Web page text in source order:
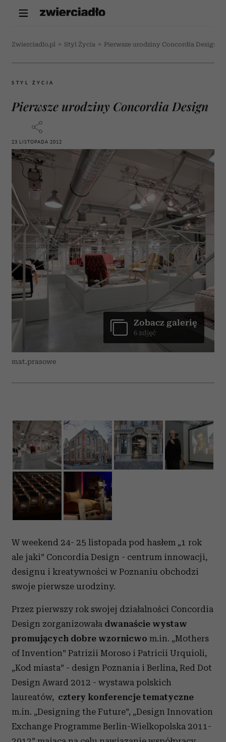
Zwierciadlo.pl > Styl Życia > Pierwsze urodziny Concordia Design
STYL ŻYCIA
Pierwsze urodziny Concordia Design
23 LISTOPADA 2012
mat.prasowe
Zobacz galerię
6 zdjęć
W weekend 24- 25 listopada pod hasłem „1 rok
ale jaki” Concordia Design - centrum innowacji,
designu i kreatywności w Poznaniu obchodzi
swoje pierwsze urodziny.
Przez pierwszy rok swojej działalności Concordia
Design zorganizowała dwanaście wystaw
promujących dobre wzornicwo m.in. „Mothers
of Invention” Patrizii Moroso i Patricii Urquioli,
„Kod miasta” - design Poznania i Berlina, Red Dot
Design Award 2012 - wystawa polskich
laureatów, cztery konferencje tematyczne
m.in. „Designing the Future”, „Design Innovation
Exchange Programme Berlin-Wielkopolska 2011-